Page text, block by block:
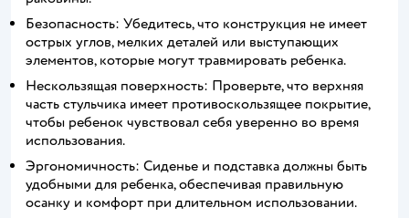
Безопасность: Убедитесь, что конструкция не имеет
острых углов, мелких деталей или выступающих
элементов, которые могут травмировать ребенка.
Нескользящая поверхность: Проверьте, что верхняя
часть стульчика имеет противоскользящее покрытие,
чтобы ребенок чувствовал себя уверенно во время
использования.
Эргономичность: Сиденье и подставка должны быть
удобными для ребенка, обеспечивая правильную
осанку и комфорт при длительном использовании.